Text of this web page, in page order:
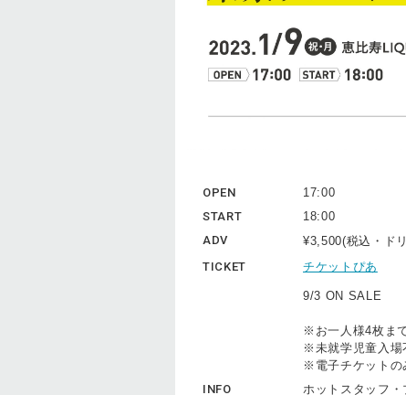
OPEN
17:00
START
18:00
ADV
¥3,500(税込・ド
TICKET チケットぴあ
9/3 ON SALE
※お一人様4枚ま
※未就学児童入場
※電子チケットの
INFO
ホットスタッフ